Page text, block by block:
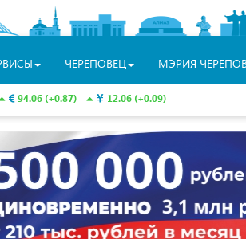
ЧЕРЕПОВЕЦ МЭРИЯ
94.06 (+0.87) 12.06 (+0.09)